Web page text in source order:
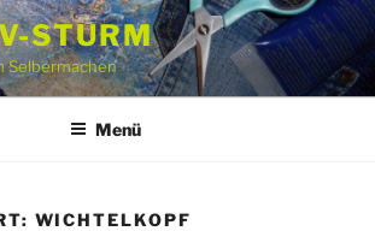
STURM
Selbermachen
Menü
WICHTELKOPF